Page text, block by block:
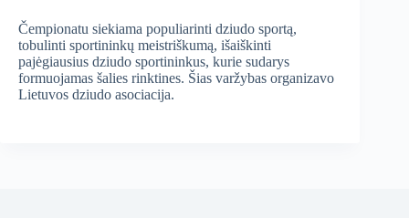
Čempionatu siekiama populiarinti dziudo sportą,
tobulinti sportininkų meistriškumą, išaiškinti
pajėgiausius dziudo sportininkus, kurie sudarys
formuojamas šalies rinktines. Šias varžybas organizavo
Lietuvos dziudo asociacija.